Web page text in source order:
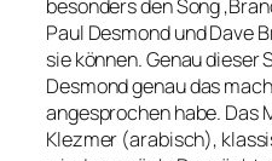
besonders den Song
Paul Desmond und Dave
sie können. Genau dieser
Desmond genau das
angesprochen habe. Das
Klezmer (arabisch),